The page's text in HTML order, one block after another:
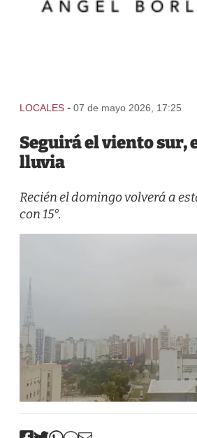
LOCALES - 07 de mayo 2026, 17:25
Seguirá el viento sur,
lluvia
Recién el domingo volverá a
con 15°.